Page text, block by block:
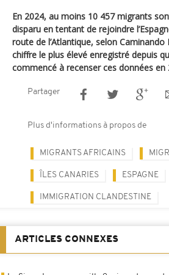
En 2024, au moins 10 457 migrants
disparu en tentant de rejoindre
route de l’Atlantique, selon
chiffre le plus élevé enregistré depuis
commencé à recenser ces données en
Partager
Plus d'informations à propos de
MIGRANTS AFRICAINS
ÎLES CANARIES ESPAGNE
IMMIGRATION CLANDESTINE
ARTICLES CONNEXES